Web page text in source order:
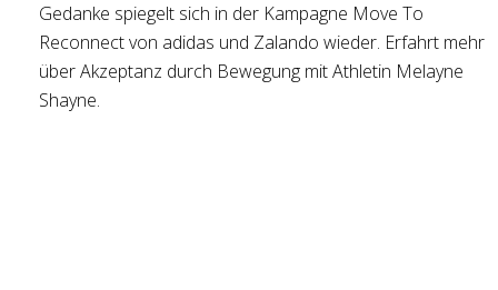
Gedanke spiegelt sich in der Kampagne Move To
Reconnect von adidas und Zalando wieder. Erfahrt mehr
über Akzeptanz durch Bewegung mit Athletin Melayne
Shayne.